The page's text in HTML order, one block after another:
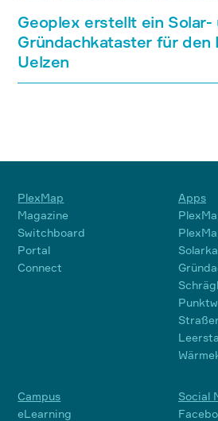
Geoplex erstellt ein Solar-
Gründachkataster für den
Uelzen
PlexMap
Magazine
Switchboard
Portal
Connect
Apps
Campus
eLearning
Social